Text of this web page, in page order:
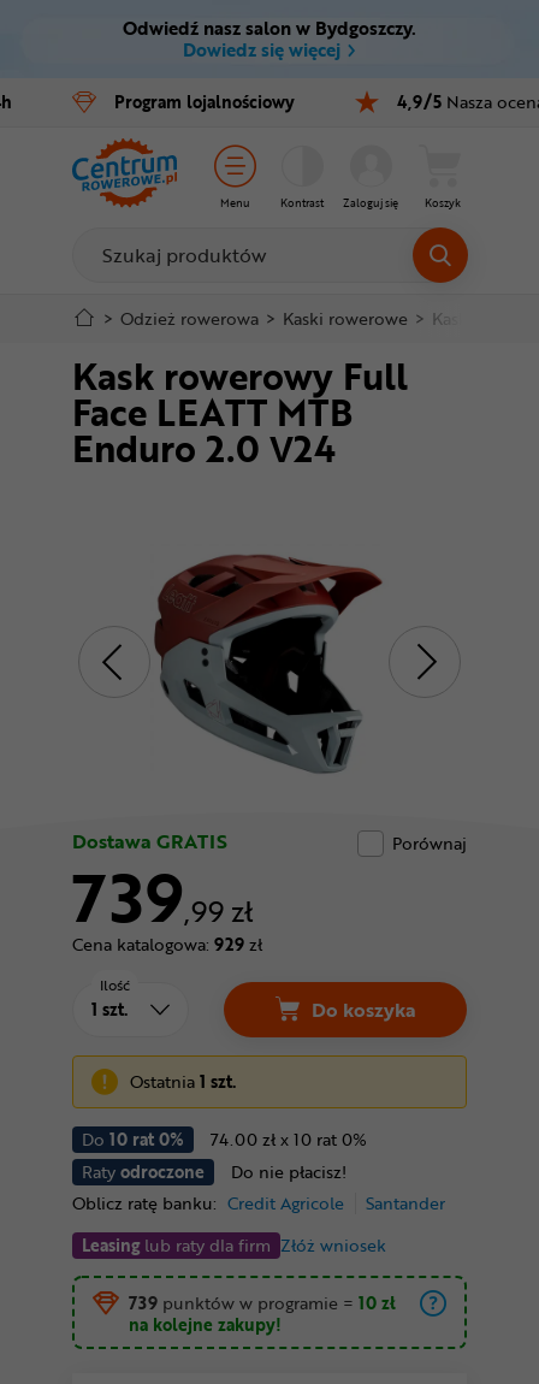
Ctrl M
Menu główne
Informacje o produkcie
Do koszyka
Szczegółowe informacje
Stopka
Mapa strony
Odwiedź nasz salon w Bydgoszczy.
Dowiedz się więcej
Program lojalnościowy 4,9/5 Nasza
Menu Kontrast Zaloguj się Koszyk
Rowery
E-bike
Części
Akcesoria
Odzież
Kaski
Buty
Nowości
Superoferta
> Odzież rowerowa > Kaski rowerowe > Kaski MTB i
Kask rowerowy Full
Face LEATT MTB
Enduro 2.0 V24
Dostawa GRATIS Porównaj
739,99 zł
Cena katalogowa: 929zł
Do 10 rat 0%
74.00 zł x 10 rat 0%
Ratyodroczone
Do nie płacisz!
Oblicz ratę banku: Credit Agricole
Santander
Leasinglub raty dla firm Złóż wniosek
Ilość
Do koszyka
Ostatnia1 szt.
739 punktów w programie = 10 zł
na kolejne zakupy!